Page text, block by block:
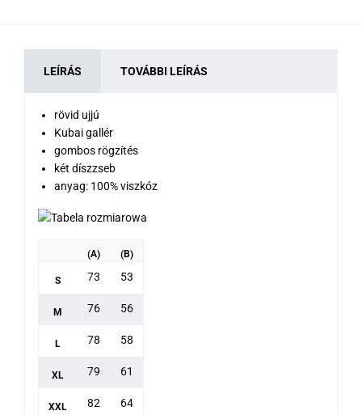
LEÍRÁS TOVÁBBI LEÍRÁS
rövid ujjú
Kubai gallér
gombos rögzítés
két díszzseb
anyag: 100% viszkóz
(A) (B)
S 73 53
M 76 56
L 78 58
XL 79 61
XXL 82 64